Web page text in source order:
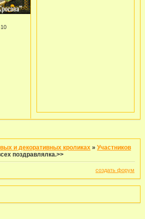
и декоративных кроликах »Участников
поздравлялка.>>
создать форум